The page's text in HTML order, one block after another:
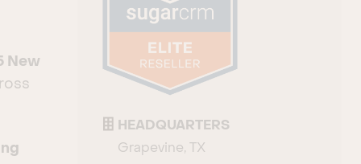
New
HEADQUARTERS
Grapevine, TX